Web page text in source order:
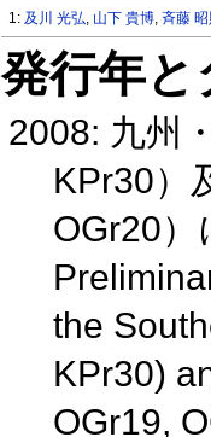
1: 及川 光弘, 山下 貴博,斉藤 昭
発行年
2008: 九州
KPr30）
OGr20
the
KPr30)
OGr19,